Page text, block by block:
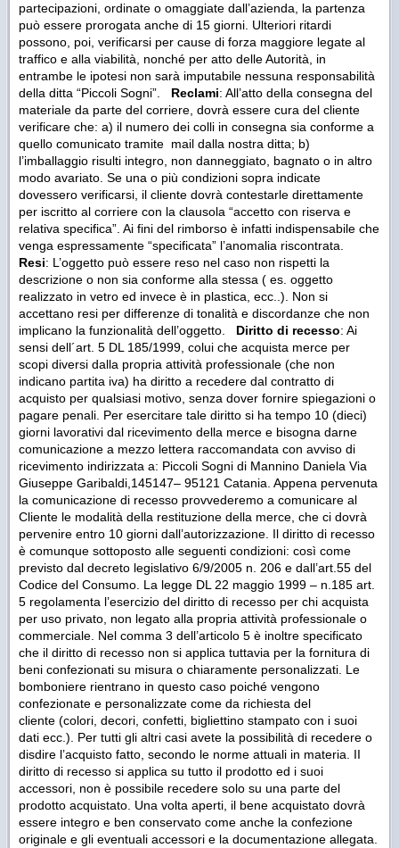
partecipazioni, ordinate o omaggiate dall’azienda, la partenza
può essere prorogata anche di 15 giorni. Ulteriori ritardi
possono, poi, verificarsi per cause di forza maggiore legate al
traffico e alla viabilità, nonché per atto delle Autorità, in
entrambe le ipotesi non sarà imputabile nessuna responsabilità
della ditta “Piccoli Sogni”. Reclami: All’atto della consegna del
materiale da parte del corriere, dovrà essere cura del cliente
verificare che: a) il numero dei colli in consegna sia conforme a
quello comunicato tramite mail dalla nostra ditta; b)
l’imballaggio risulti integro, non danneggiato, bagnato o in altro
modo avariato. Se una o più condizioni sopra indicate
dovessero verificarsi, il cliente dovrà contestarle direttamente
per iscritto al corriere con la clausola “accetto con riserva e
relativa specifica”. Ai fini del rimborso è infatti indispensabile che
venga espressamente “specificata” l’anomalia riscontrata.
Resi: L’oggetto può essere reso nel caso non rispetti la
descrizione o non sia conforme alla stessa ( es. oggetto
realizzato in vetro ed invece è in plastica, ecc..). Non si
accettano resi per differenze di tonalità e discordanze che non
implicano la funzionalità dell’oggetto. Diritto di recesso: Ai
sensi dell´art. 5 DL 185/1999, colui che acquista merce per
scopi diversi dalla propria attività professionale (che non
indicano partita iva) ha diritto a recedere dal contratto di
acquisto per qualsiasi motivo, senza dover fornire spiegazioni o
pagare penali. Per esercitare tale diritto si ha tempo 10 (dieci)
giorni lavorativi dal ricevimento della merce e bisogna darne
comunicazione a mezzo lettera raccomandata con avviso di
ricevimento indirizzata a: Piccoli Sogni di Mannino Daniela Via
Giuseppe Garibaldi,145147– 95121 Catania. Appena pervenuta
la comunicazione di recesso provvederemo a comunicare al
Cliente le modalità della restituzione della merce, che ci dovrà
pervenire entro 10 giorni dall’autorizzazione. Il diritto di recesso
è comunque sottoposto alle seguenti condizioni: così come
previsto dal decreto legislativo 6/9/2005 n. 206 e dall’art.55 del
Codice del Consumo. La legge DL 22 maggio 1999 – n.185 art.
5 regolamenta l’esercizio del diritto di recesso per chi acquista
per uso privato, non legato alla propria attività professionale o
commerciale. Nel comma 3 dell’articolo 5 è inoltre specificato
che il diritto di recesso non si applica tuttavia per la fornitura di
beni confezionati su misura o chiaramente personalizzati. Le
bomboniere rientrano in questo caso poiché vengono
confezionate e personalizzate come da richiesta del
cliente (colori, decori, confetti, bigliettino stampato con i suoi
dati ecc.). Per tutti gli altri casi avete la possibilità di recedere o
disdire l’acquisto fatto, secondo le norme attuali in materia. II
diritto di recesso si applica su tutto il prodotto ed i suoi
accessori, non è possibile recedere solo su una parte del
prodotto acquistato. Una volta aperti, il bene acquistato dovrà
essere integro e ben conservato come anche la confezione
originale e gli eventuali accessori e la documentazione allegata.